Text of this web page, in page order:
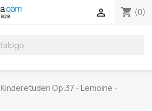
shopping_cart (0)

Kinderetuden Op.37 - Lemoine -